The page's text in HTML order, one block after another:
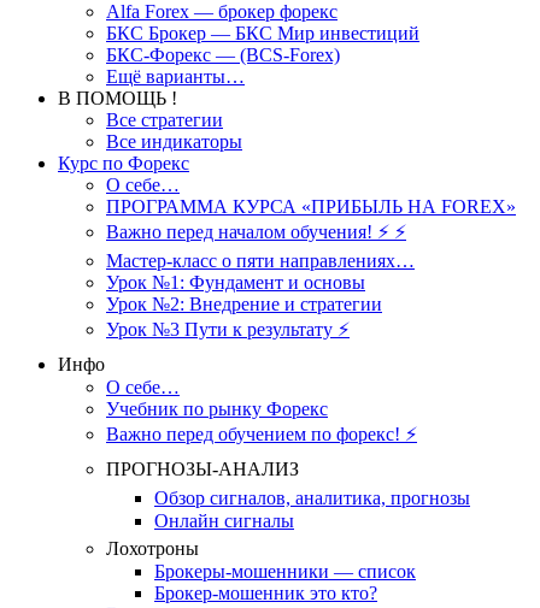
Alfa Forex — брокер форекс
БКС Брокер — БКС Мир инвестиций
БКС-Форекс — (BCS-Forex)
Ещё варианты…
В ПОМОЩЬ !
Все стратегии
Все индикаторы
Курс по Форекс
О себе…
ПРОГРАММА КУРСА «ПРИБЫЛЬ НА FOREX»
Важно перед началом обучения! ⚡ ⚡
Мастер-класс о пяти направлениях…
Урок №1: Фундамент и основы
Урок №2: Внедрение и стратегии
Урок №3 Пути к результату ⚡️
Инфо
О себе…
Учебник по рынку Форекс
Важно перед обучением по форекс! ⚡
ПРОГНОЗЫ-АНАЛИЗ
Обзор сигналов, аналитика, прогнозы
Онлайн сигналы
Лохотроны
Брокеры-мошенники — список
Брокер-мошенник это кто?